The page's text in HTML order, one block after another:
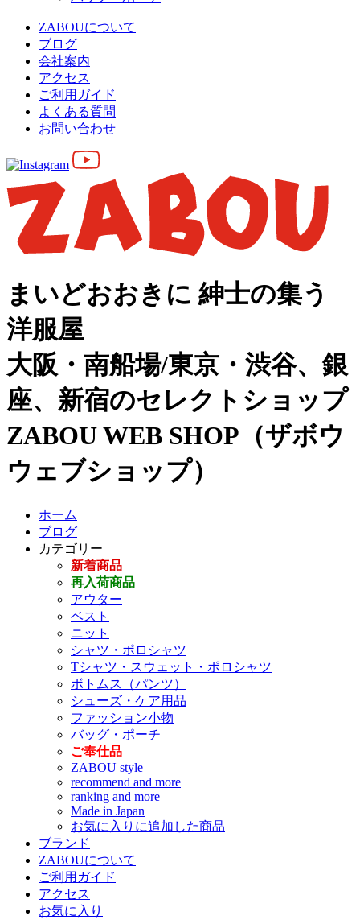
ZABOUについて
ブログ
会社案内
アクセス
ご利用ガイド
よくある質問
お問い合わせ
まいどおおきに 紳士の集う
洋服屋
大阪・南船場/東京・渋谷、銀
座、新宿のセレクトショップ
ZABOU WEB SHOP（ザボウ
ウェブショップ）
ホーム
ブログ
カテゴリー
新着商品
再入荷商品
アウター
ベスト
ニット
シャツ・ポロシャツ
Tシャツ・スウェット・ポロシャツ
ボトムス（パンツ）
シューズ・ケア用品
ファッション小物
バッグ・ポーチ
ご奉仕品
ZABOU style
recommend and more
ranking and more
Made in Japan
お気に入りに追加した商品
ブランド
ZABOUについて
ご利用ガイド
アクセス
お気に入り